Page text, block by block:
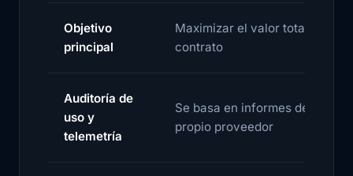
Objetivo
principal
Maximizar el valor total del
contrato
Auditoría de
uso y
telemetría
Se basa en informes del
propio proveedor